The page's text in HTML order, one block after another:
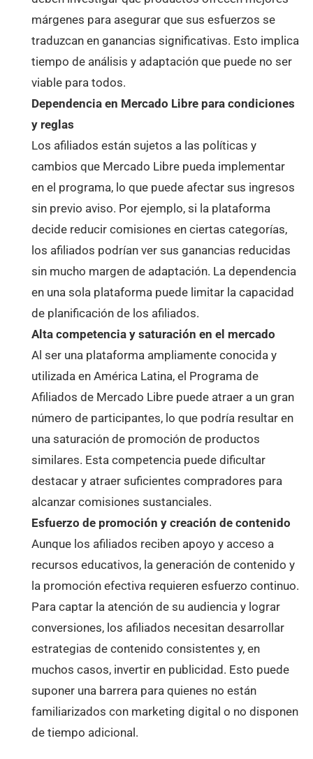
márgenes para asegurar que sus esfuerzos se
traduzcan en ganancias significativas. Esto implica
tiempo de análisis y adaptación que puede no ser
viable para todos.
Dependencia en Mercado Libre para condiciones
y reglas
Los afiliados están sujetos a las políticas y
cambios que Mercado Libre pueda implementar
en el programa, lo que puede afectar sus ingresos
sin previo aviso. Por ejemplo, si la plataforma
decide reducir comisiones en ciertas categorías,
los afiliados podrían ver sus ganancias reducidas
sin mucho margen de adaptación. La dependencia
en una sola plataforma puede limitar la capacidad
de planificación de los afiliados.
Alta competencia y saturación en el mercado
Al ser una plataforma ampliamente conocida y
utilizada en América Latina, el Programa de
Afiliados de Mercado Libre puede atraer a un gran
número de participantes, lo que podría resultar en
una saturación de promoción de productos
similares. Esta competencia puede dificultar
destacar y atraer suficientes compradores para
alcanzar comisiones sustanciales.
Esfuerzo de promoción y creación de contenido
Aunque los afiliados reciben apoyo y acceso a
recursos educativos, la generación de contenido y
la promoción efectiva requieren esfuerzo continuo.
Para captar la atención de su audiencia y lograr
conversiones, los afiliados necesitan desarrollar
estrategias de contenido consistentes y, en
muchos casos, invertir en publicidad. Esto puede
suponer una barrera para quienes no están
familiarizados con marketing digital o no disponen
de tiempo adicional.